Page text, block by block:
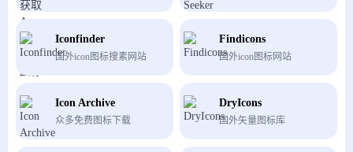
Iconfinder
国外icon图标搜素网站
Findicons
国外icon图标网站
Icon Archive
众多免费图标下载
DryIcons
国外矢量图标库